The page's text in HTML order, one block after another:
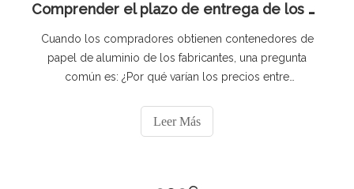
Comprender el plazo de entrega de los contenedores de papel de aluminio
Cuando los compradores obtienen contenedores de
papel de aluminio de los fabricantes, una pregunta
común es: ¿Por qué varían los precios entre
aluminio está influenciado por varios factores clave,
incluidos los precios de las materias primas de aluminio,
Leer Más